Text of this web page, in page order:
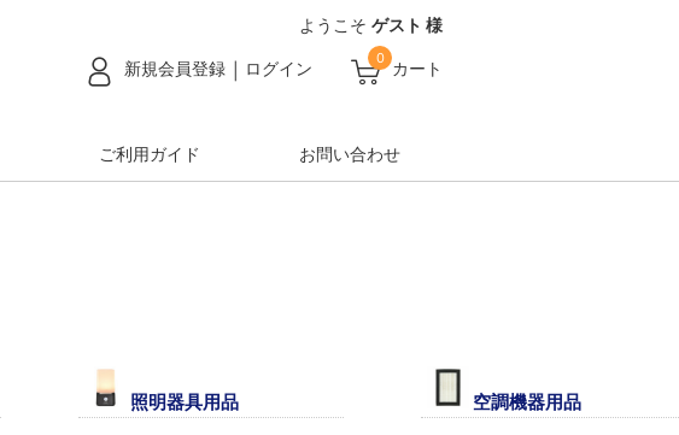
ようこそ ゲスト 様
新規会員登録 ログイン カート
0
ご利用ガイド お問い合わせ
照明器具用品 空調機器用品